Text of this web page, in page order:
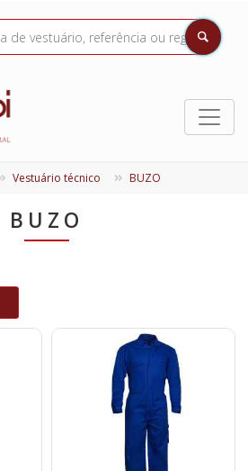
Vestuário técnico BUZO
BUZO